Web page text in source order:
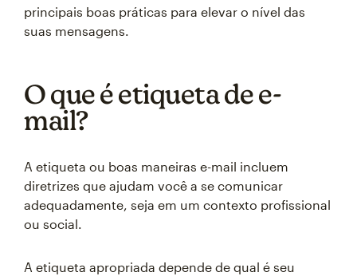
principais boas práticas para elevar o nível das
suas mensagens.
O que é etiqueta de e-
mail?
A etiqueta ou boas maneiras e-mail incluem
diretrizes que ajudam você a se comunicar
adequadamente, seja em um contexto profissional
ou social.
A etiqueta apropriada depende de qual é seu